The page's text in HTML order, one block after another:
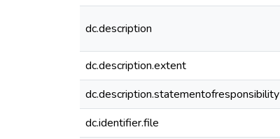
dc.description
dc.description.extent
dc.description.statementofresponsibility
dc.identifier.file